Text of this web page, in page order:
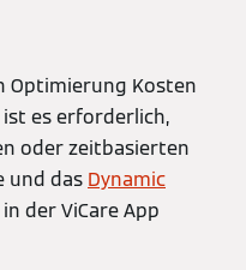
Kosten
es erforderlich,
oder zeitbasierten
und das Dynamic
in der ViCare App